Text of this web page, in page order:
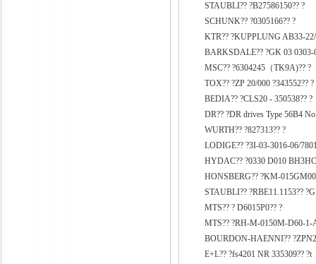
STAUBLI?? ?B27586150?? ?
SCHUNK?? ?0305166?? ?
KTR?? ?KUPPLUNG AB33-
BARKSDALE?? ?GK 03 0303-
MSC?? ?6304245（TK9A)?? ?
TOX?? ?ZP 20/000 ?343552?? ?
BEDIA?? ?CLS20 - 350538?? ?
DR?? ?DR drives Type 56B4
WURTH?? ?827313?? ?
LODIGE?? ?3I-03-3016-06/
HYDAC?? ?0330 D010
HONSBERG?? ?KM-
STAUBLI?? ?RBE11.1153??
MTS?? ? D6015P0?? ?
MTS?? ?RH-M-0150M-D60-1-
BOURDON-HAENNI??
E+L?? ?fs4201 NR 335309?? ?t